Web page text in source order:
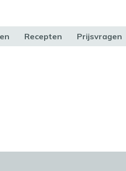
Recepten Prijsvragen